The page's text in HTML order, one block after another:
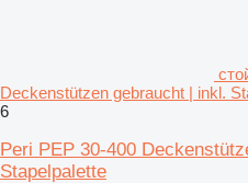
Deckenstützen gebraucht | inkl.
6
Peri PEP 30-400
Stapelpalette